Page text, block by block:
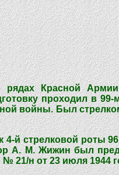
Красной
проходил в 99-
войны. Был
4-й стрелковой роты
А. М. Жижин был
21/н от 23 июля 1944